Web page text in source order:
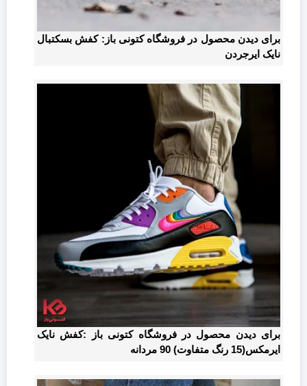
برای دیدن محصول در فروشگاه کتونی باز: کفش بسکتبال
نایک ایرجردن
برای دیدن محصول در فروشگاه کتونی باز :کفش نایک
ایرمکس(15 رنگ متفاوت) 90 مردانه